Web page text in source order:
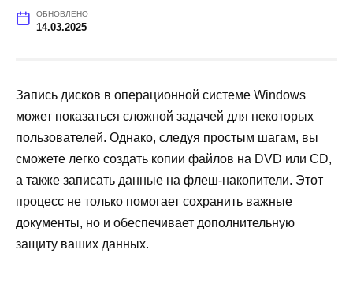
ОБНОВЛЕНО
14.03.2025
Запись дисков в операционной системе Windows
может показаться сложной задачей для некоторых
пользователей. Однако, следуя простым шагам, вы
сможете легко создать копии файлов на DVD или CD,
а также записать данные на флеш-накопители. Этот
процесс не только помогает сохранить важные
документы, но и обеспечивает дополнительную
защиту ваших данных.